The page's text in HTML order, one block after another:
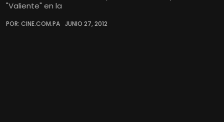
"Valiente" en la
POR: CINE.COM.PA JUNIO 27, 2012